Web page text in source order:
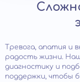
Тревога, апатия
радость жизни.
диагностику и
поддержки, чтобы